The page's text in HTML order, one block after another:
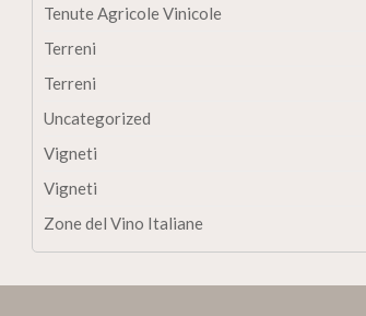
Tenute Agricole Vinicole
Terreni
Terreni
Uncategorized
Vigneti
Vigneti
Zone del Vino Italiane